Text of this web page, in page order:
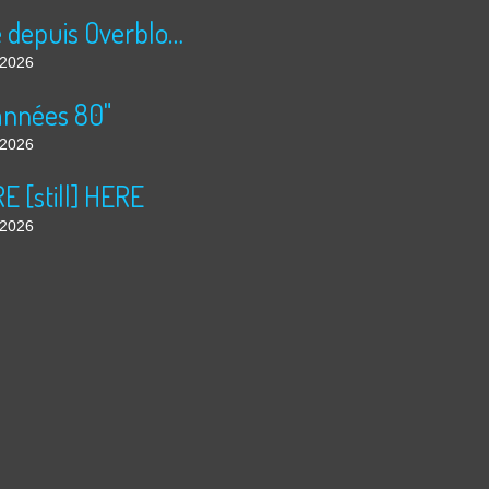
Publié depuis Overblog et Facebook
80"
[still] HERE